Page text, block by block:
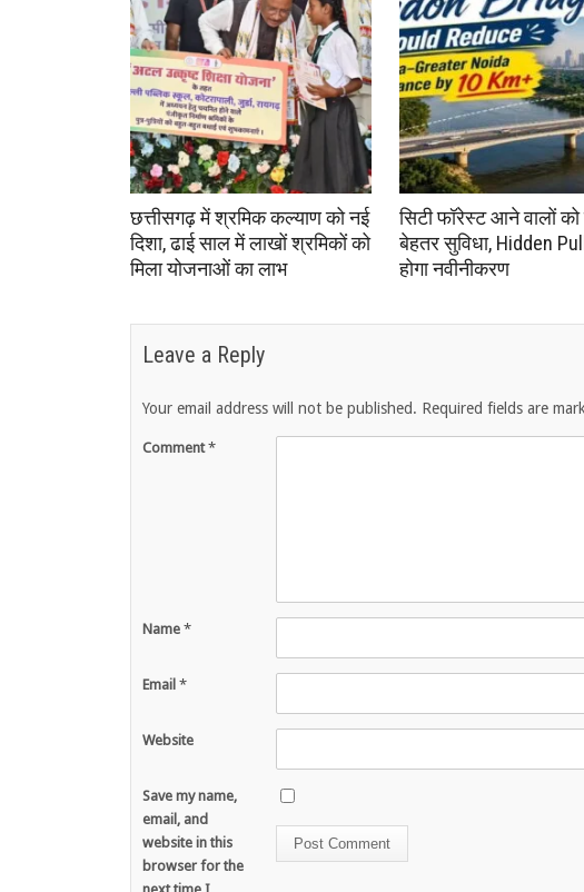
छत्तीसगढ़ में श्रमिक कल्याण को नई
दिशा, ढाई साल में लाखों श्रमिकों को
मिला योजनाओं का लाभ
सिटी फॉरेस्ट आने वालों को
बेहतर सुविधा, Hidden
होगा नवीनीकरण
Leave a Reply
Your email address will not be published. Required fields are
Comment*
Name *
Email *
Website
Save my name,
email, and
website in this
browser for the